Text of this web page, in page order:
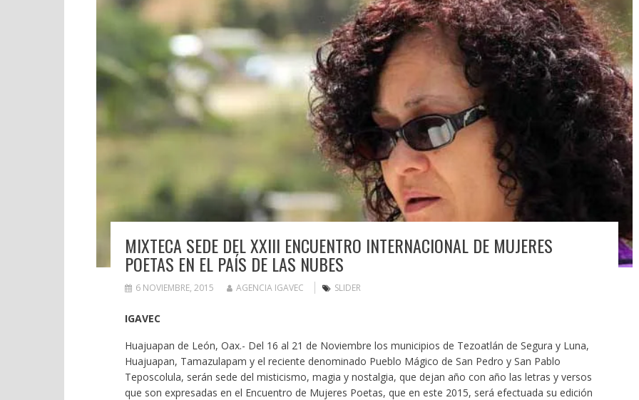
MIXTECA SEDE DEL XXIII ENCUENTRO INTERNACIONAL DE MUJERES
POETAS EN EL PAÍS DE LAS NUBES
6 NOVIEMBRE, 2015 AGENCIA IGAVEC SLIDER
IGAVEC
Huajuapan de León, Oax.- Del 16 al 21 de Noviembre los municipios de Tezoatlán de Segura y Luna,
Huajuapan, Tamazulapam y el reciente denominado Pueblo Mágico de San Pedro y San Pablo
Teposcolula, serán sede del misticismo, magia y nostalgia, que dejan año con año las letras y versos
que son expresadas en el Encuentro de Mujeres Poetas, que en este 2015, será efectuada su edición